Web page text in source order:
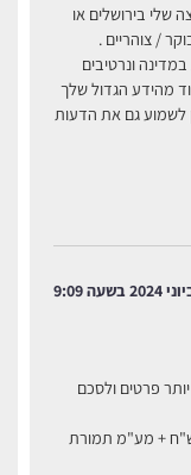
שלי בירושלים או
ונרטיבים
מהידע הגדול שלך
לשמוע גם את הדעות
פרטים ולסכם
מקרה היא כרוכה בתשלום של 4,000 ש"ח + מע"מ תמורת